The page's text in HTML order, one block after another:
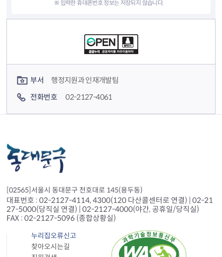
※ 입력한 휴대폰번호 정보는 저장되지 않습니다.
부서
행정지원과 인재개발팀
전화번호
02-2127-4061
[02565]서울시 동대문구 천호대로 145(용두동)
대표번호 : 02-2127-4114, 4300(120 다산콜센터로 연결) | 02-21
27-5000(당직실 연결) | 02-2127-4000(야간, 공휴일/당직실)
FAX : 02-2127-5096 (종합상황실)
누리집오류신고
찾아오시는길